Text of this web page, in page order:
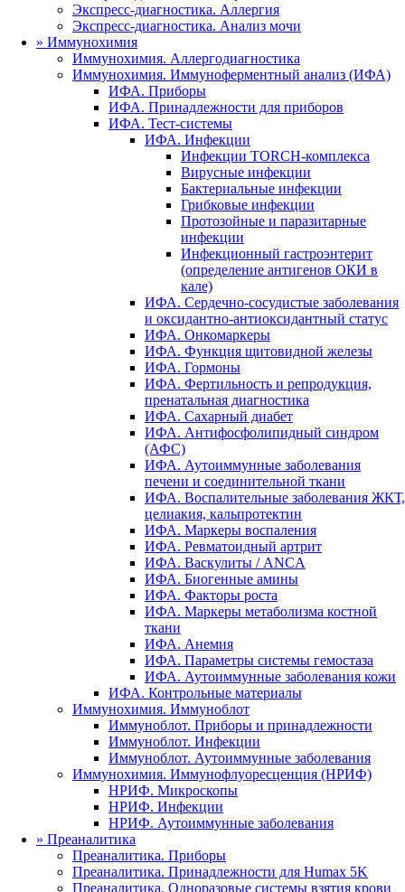
Экспресс-диагностика. Аллергия
Экспресс-диагностика. Анализ мочи
» Иммунохимия
Иммунохимия. Аллергодиагностика
Иммунохимия. Иммуноферментный анализ (ИФА)
ИФА. Приборы
ИФА. Принадлежности для приборов
ИФА. Тест-системы
ИФА. Инфекции
Инфекции TORCH-комплекса
Вирусные инфекции
Бактериальные инфекции
Грибковые инфекции
Протозойные и паразитарные
инфекции
Инфекционный гастроэнтерит
(определение антигенов ОКИ в
кале)
ИФА. Сердечно-сосудистые заболевания
и оксидантно-антиоксидантный статус
ИФА. Онкомаркеры
ИФА. Функция щитовидной железы
ИФА. Гормоны
ИФА. Фертильность и репродукция,
пренатальная диагностика
ИФА. Сахарный диабет
ИФА. Антифосфолипидный синдром
(АФС)
ИФА. Аутоиммунные заболевания
печени и соединительной ткани
ИФА. Воспалительные заболевания ЖКТ,
целиакия, кальпротектин
ИФА. Маркеры воспаления
ИФА. Ревматоидный артрит
ИФА. Васкулиты / ANCA
ИФА. Биогенные амины
ИФА. Факторы роста
ИФА. Маркеры метаболизма костной
ткани
ИФА. Анемия
ИФА. Параметры системы гемостаза
ИФА. Аутоиммунные заболевания кожи
ИФА. Контрольные материалы
Иммунохимия. Иммуноблот
Иммуноблот. Приборы и принадлежности
Иммуноблот. Инфекции
Иммуноблот. Аутоиммунные заболевания
Иммунохимия. Иммунофлуоресценция (НРИФ)
НРИФ. Микроскопы
НРИФ. Инфекции
НРИФ. Аутоиммунные заболевания
» Преаналитика
Преаналитика. Приборы
Преаналитика. Принадлежности для Humax 5K
Преаналитика. Одноразовые системы взятия крови